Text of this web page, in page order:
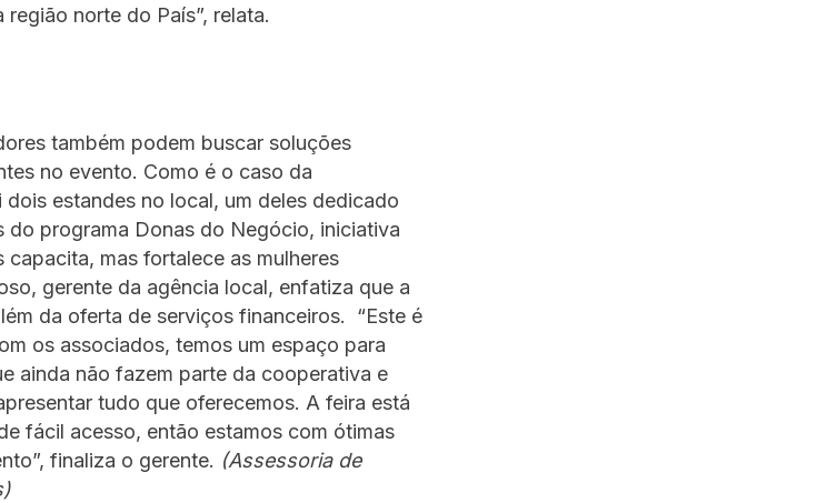
norte do País”, relata.
também podem buscar soluções
no evento. Como é o caso da
estandes no local, um deles dedicado
do programa Donas do Negócio, iniciativa
mas fortalece as mulheres
gerente da agência local, enfatiza que a
da oferta de serviços financeiros. “Este é
os associados, temos um espaço para
ainda não fazem parte da cooperativa e
tudo que oferecemos. A feira está
fácil acesso, então estamos com ótimas
finaliza o gerente. (Assessoria de